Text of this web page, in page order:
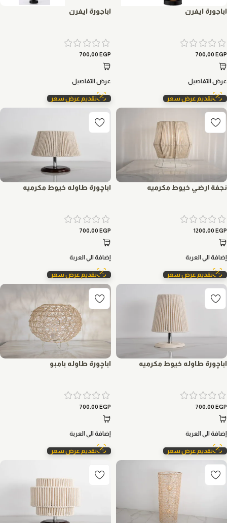
اباجورة ايفرن
700,00 EGP
عرض التفاصيل
تقديم عرض سعر
اباجورة ايفرن
700,00 EGP
عرض التفاصيل
تقديم عرض سعر
نجفة ارضي خيوط مكرميه
1200,00 EGP
إضافة الي العربة
تقديم عرض سعر
اباچورة طاوله خيوط مكرميه
700,00 EGP
إضافة الي العربة
تقديم عرض سعر
اباچورة طاوله خيوط مكرميه
700,00 EGP
إضافة الي العربة
تقديم عرض سعر
اباچورة طاوله بامبو
700,00 EGP
إضافة الي العربة
تقديم عرض سعر